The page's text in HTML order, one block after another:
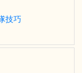
技巧